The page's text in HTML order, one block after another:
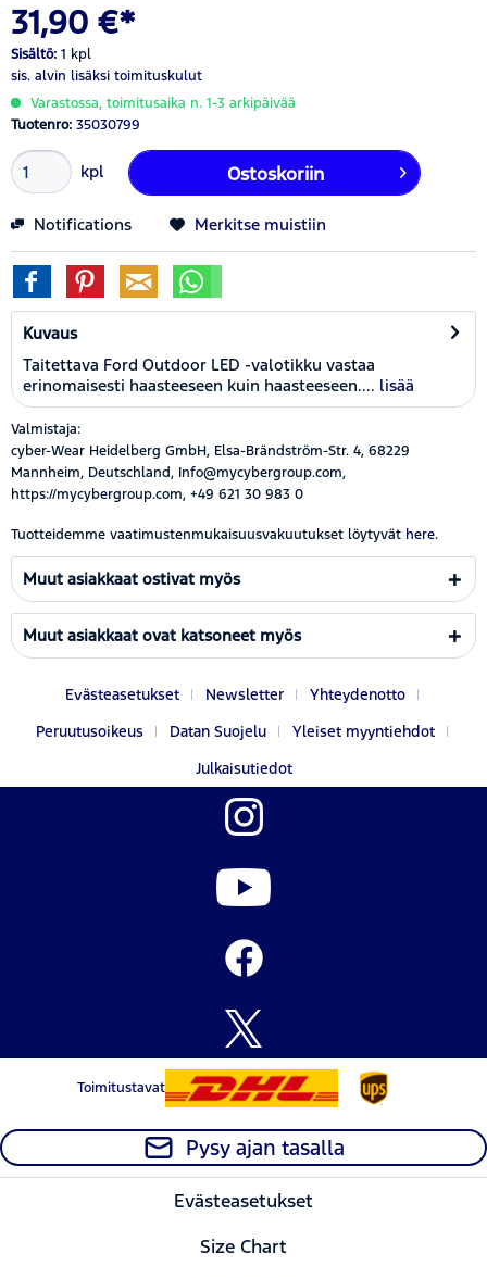
31,90 €*
Sisältö: 1 kpl
sis. alvin lisäksi toimituskulut
Varastossa, toimitusaika n. 1-3 arkipäivää
Tuotenro: 35030799
kpl Ostoskoriin
Notifications Merkitse muistiin
Kuvaus
Taitettava Ford Outdoor LED -valotikku vastaa
erinomaisesti haasteeseen kuin haasteeseen.... lisää
Valmistaja:
cyber-Wear Heidelberg GmbH, Elsa-Brändström-Str. 4, 68229
Mannheim, Deutschland, Info@mycybergroup.com,
https://mycybergroup.com, +49 621 30 983 0
Tuotteidemme vaatimustenmukaisuusvakuutukset löytyvät here.
Muut asiakkaat ostivat myös
Muut asiakkaat ovat katsoneet myös
Evästeasetukset Newsletter
Yhteydenotto
Peruutusoikeus
Datan Suojelu
Yleiset myyntiehdot
Julkaisutiedot
Toimitustavat
Pysy ajan tasalla
Evästeasetukset
Size Chart